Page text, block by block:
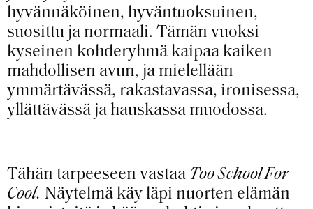
hyvännäköinen, hyväntuoksuinen,
suosittu ja normaali. Tämän vuoksi
kyseinen kohderyhmä kaipaa kaiken
mahdollisen avun, ja mielellään
ymmärtävässä, rakastavassa, ironisessa,
yllättävässä ja hauskassa muodossa.
Tähän tarpeeseen vastaa Too School For
Cool. Näytelmä käy läpi nuorten elämän